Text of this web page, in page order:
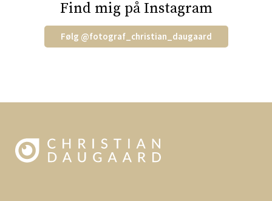
Find mig på Instagram
Følg @fotograf_christian_daugaard